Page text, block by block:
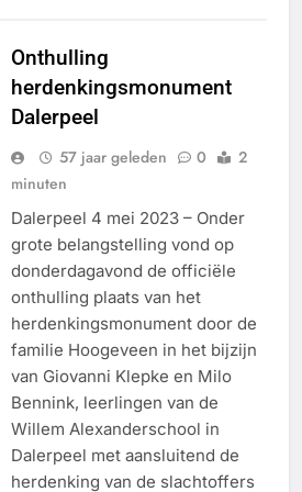
Onthulling
herdenkingsmonument
Dalerpeel
57 jaar geleden 0
2
minuten
Dalerpeel 4 mei 2023 – Onder
grote belangstelling vond op
donderdagavond de officiële
onthulling plaats van het
herdenkingsmonument door de
familie Hoogeveen in het bijzijn
van Giovanni Klepke en Milo
Bennink, leerlingen van de
Willem Alexanderschool in
Dalerpeel met aansluitend de
herdenking van de slachtoffers